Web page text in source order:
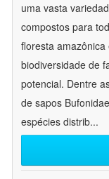
uma vasta
compostos para
floresta
biodiversidade de
potencial. Dentre
de sapos
espécies distrib...